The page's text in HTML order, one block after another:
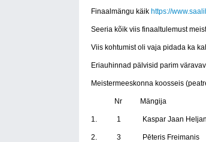
Finaalmängu käik https://
Seeria kõik viis finaaltulemust
Viis kohtumist oli vaja pidada ka
Eriauhinnad pälvisid parim
Meistermeeskonna koosseis
Nr Mängija
1. 1 Kaspar Jaan
2. 3 Pēteris Freimanis